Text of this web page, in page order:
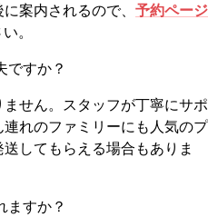
案内されるので、 予約ページ
。
ですか？
せん。スタッフが丁寧にサポ
れのファミリーにも人気のプ
してもらえる場合もありま
ますか？